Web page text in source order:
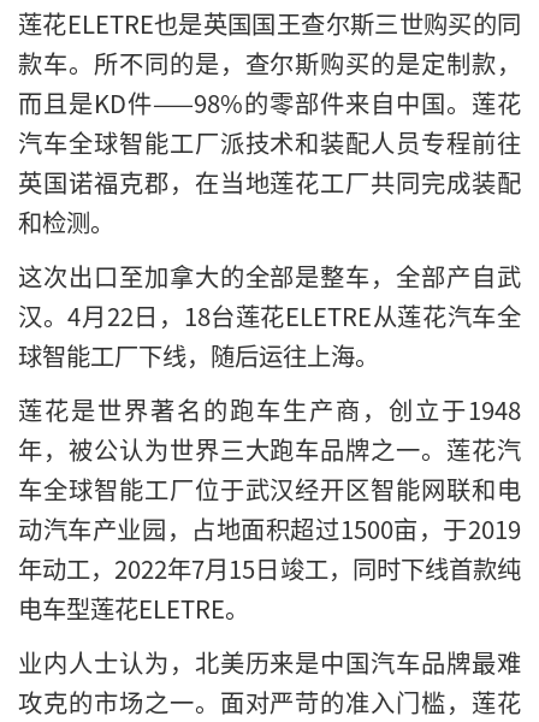
莲花ELETRE也是英国国王查尔斯三世购买的同
款车。所不同的是，查尔斯购买的是定制款，
而且是KD件——98%的零部件来自中国。莲花
汽车全球智能工厂派技术和装配人员专程前往
英国诺福克郡，在当地莲花工厂共同完成装配
和检测。
这次出口至加拿大的全部是整车，全部产自武
汉。4月22日，18台莲花ELETRE从莲花汽车全
球智能工厂下线，随后运往上海。
莲花是世界著名的跑车生产商，创立于1948
年，被公认为世界三大跑车品牌之一。莲花汽
车全球智能工厂位于武汉经开区智能网联和电
动汽车产业园，占地面积超过1500亩，于2019
年动工，2022年7月15日竣工，同时下线首款纯
电车型莲花ELETRE。
业内人士认为，北美历来是中国汽车品牌最难
攻克的市场之一。面对严苛的准入门槛，莲花